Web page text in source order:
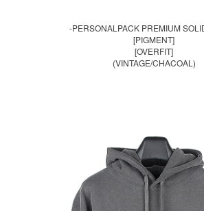
-PERSONALPACK PREMIUM
[PIGMENT]
[OVERFIT]
(VINTAGE/CHACOAL)